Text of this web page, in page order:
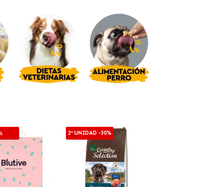
2ª UNIDAD -30%